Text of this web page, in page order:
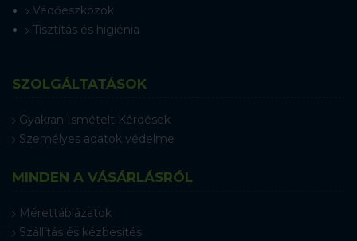
Védőeszközök
Tisztítás és higiénia
SZOLGÁLTATÁSOK
Gyakran Ismételt Kérdések
Személyes adatok védelme
MINDEN A VÁSÁRLÁSRÓL
Mérettáblázatok
Szállítás és kézbesítés